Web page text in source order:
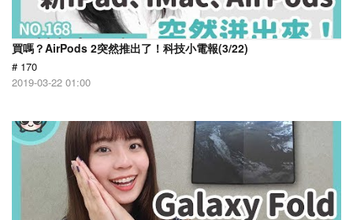
買嗎？AirPods 2突然推出了！科技小電報(3/22)
# 170
2019-03-22 01:00